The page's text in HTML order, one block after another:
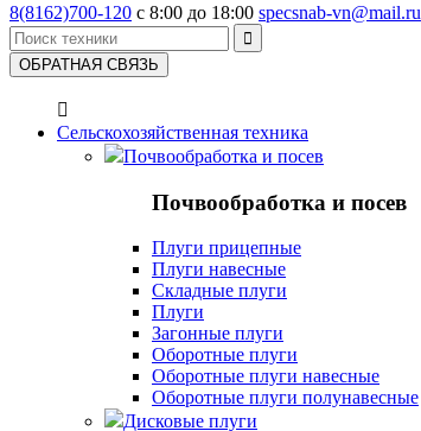
8(8162)700-120 с 8:00 до 18:00 specsnab-vn@mail.ru

ОБРАТНАЯ СВЯЗЬ

Сельскохозяйственная техника
Почвообработка и посев
Почвообработка и посев
Плуги прицепные
Плуги навесные
Складные плуги
Плуги
Загонные плуги
Оборотные плуги
Оборотные плуги навесные
Оборотные плуги полунавесные
Дисковые плуги